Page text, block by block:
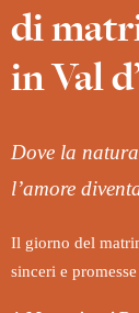
di
in Val
Dove la
l’amore
Il giorno del
sinceri e